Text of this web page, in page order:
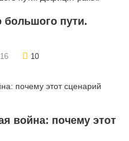
большого пути.
10
война: почему этот